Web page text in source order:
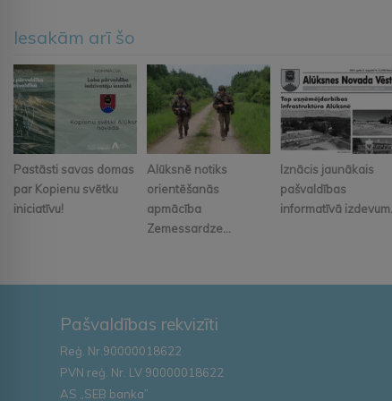
Iesakām arī šo
Pastāsti savas domas
par Kopienu svētku
iniciatīvu!
Alūksnē notiks
orientēšanās
apmācība
Zemessardze...
Iznācis jaunākais
pašvaldības
informatīvā izdevum...
Pašvaldības rekvizīti
Reģ. Nr.90000018622
PVN reģ. Nr. LV 90000018622
AS „SEB banka”